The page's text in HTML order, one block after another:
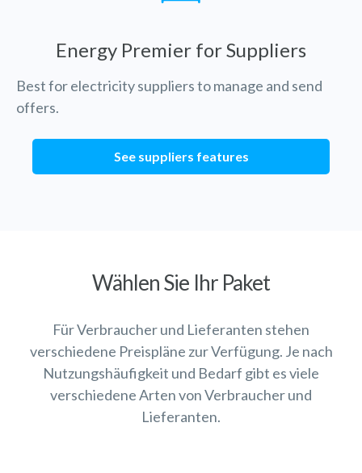
Energy Premier for Suppliers
Best for electricity suppliers to manage and send
offers.
See suppliers features
Wählen Sie Ihr Paket
Für Verbraucher und Lieferanten stehen
verschiedene Preispläne zur Verfügung. Je nach
Nutzungshäufigkeit und Bedarf gibt es viele
verschiedene Arten von Verbraucher und
Lieferanten.